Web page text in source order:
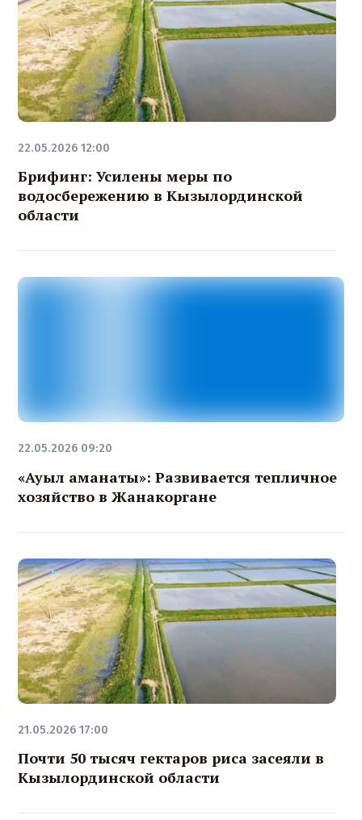
22.05.2026 12:00
Брифинг: Усилены меры по
водосбережению в Кызылординской
области
22.05.2026 09:20
«Ауыл аманаты»: Развивается тепличное
хозяйство в Жанакоргане
21.05.2026 17:00
Почти 50 тысяч гектаров риса засеяли в
Кызылординской области